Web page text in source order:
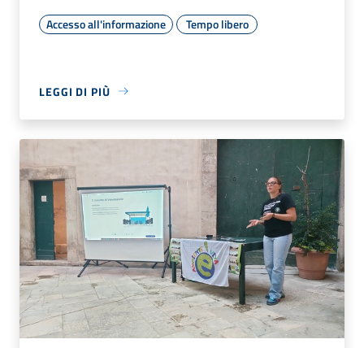
Accesso all'informazione Tempo libero
LEGGI DI PIÙ